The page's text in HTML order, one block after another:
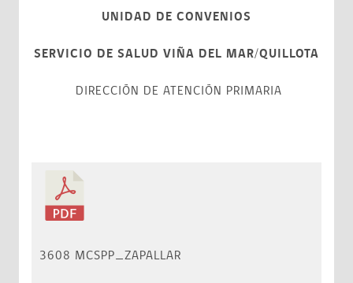
UNIDAD DE CONVENIOS
SERVICIO DE SALUD VIÑA DEL MAR/QUILLOTA
DIRECCIÓN DE ATENCIÓN PRIMARIA
3608 MCSPP_ZAPALLAR